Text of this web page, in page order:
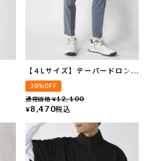
【４Lサイズ】テーパードロング
パンツ
30％OFF
通常価格 ¥12,100
¥8,470税込